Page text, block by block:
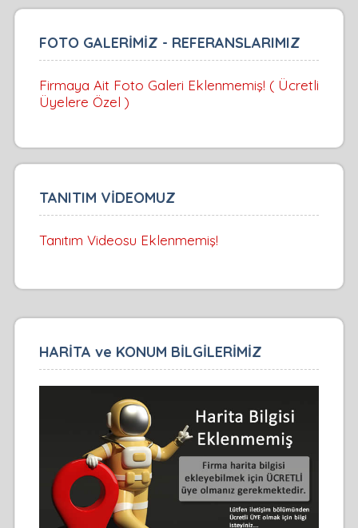
FOTO GALERİMİZ - REFERANSLARIMIZ
Firmaya Ait Foto Galeri Eklenmemiş! ( Ücretli
Üyelere Özel )
TANITIM VİDEOMUZ
Tanıtım Videosu Eklenmemiş!
HARİTA ve KONUM BİLGİLERİMİZ